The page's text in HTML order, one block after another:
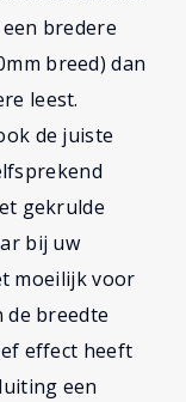
bredere
breed) dan
leest.
de juiste
gekrulde
bij uw
moeilijk voor
de breedte
effect heeft
een